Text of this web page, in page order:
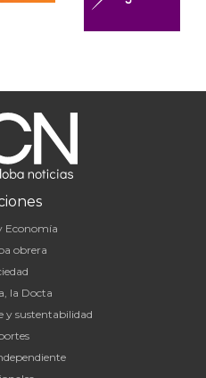
Economía
obrera
la Docta
y sustentabilidad